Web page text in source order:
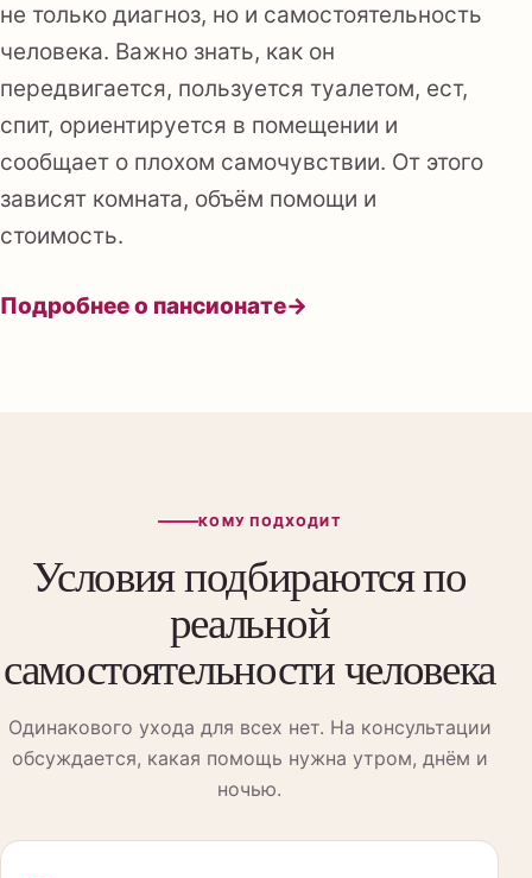
не только диагноз, но и самостоятельность
человека. Важно знать, как он
передвигается, пользуется туалетом, ест,
спит, ориентируется в помещении и
сообщает о плохом самочувствии. От этого
зависят комната, объём помощи и
стоимость.
Подробнее о пансионате→
КОМУ ПОДХОДИТ
Условия подбираются по
реальной
самостоятельности человека
Одинакового ухода для всех нет. На консультации
обсуждается, какая помощь нужна утром, днём и
ночью.